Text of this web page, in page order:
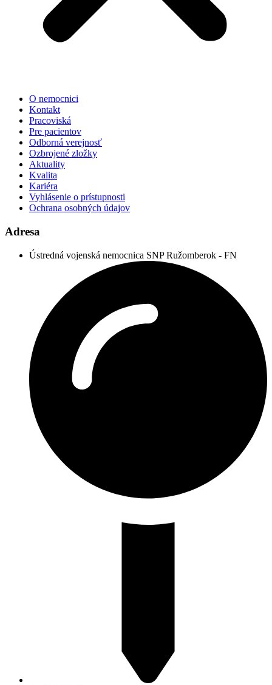
O nemocnici
Kontakt
Pracoviská
Pre pacientov
Odborná verejnosť
Ozbrojené zložky
Aktuality
Kvalita
Kariéra
Vyhlásenie o prístupnosti
Ochrana osobných údajov
Adresa
Ústredná vojenská nemocnica SNP Ružomberok - FN